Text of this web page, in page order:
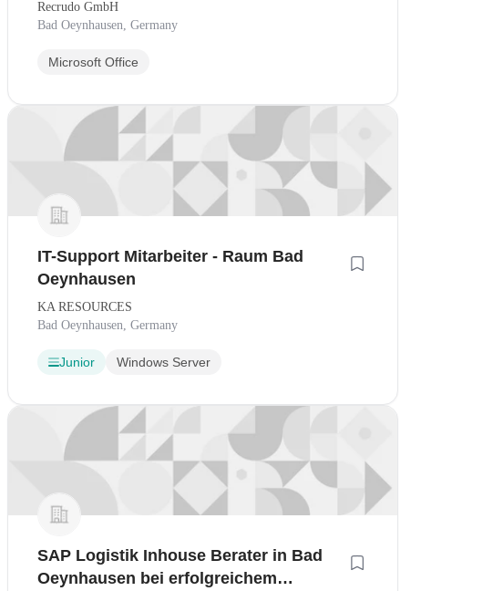
Recrudo GmbH
Bad Oeynhausen, Germany
Microsoft Office
IT-Support Mitarbeiter - Raum Bad
Oeynhausen
KA RESOURCES
Bad Oeynhausen, Germany
Junior Windows Server
SAP Logistik Inhouse Berater in Bad
Oeynhausen bei erfolgreichem